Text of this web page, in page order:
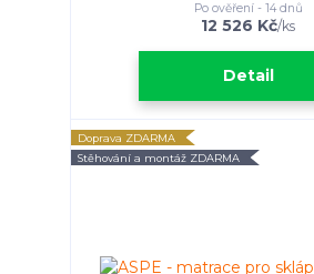
12 526 Kč/ks
Po ověření - 14 dnů
Detail
Doprava ZDARMA
Stěhování a montáž ZDARMA